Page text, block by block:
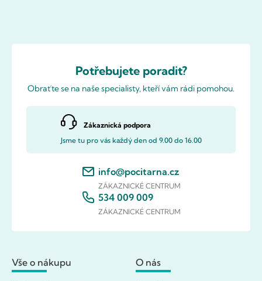
Potřebujete poradit?
Obraťte se na naše specialisty, kteří vám rádi pomohou.
Zákaznická podpora
Jsme tu pro vás každý den od 9.00 do 16.00
info@pocitarna.cz
ZÁKAZNICKÉ CENTRUM
534 009 009
ZÁKAZNICKÉ CENTRUM
Vše o nákupu O nás